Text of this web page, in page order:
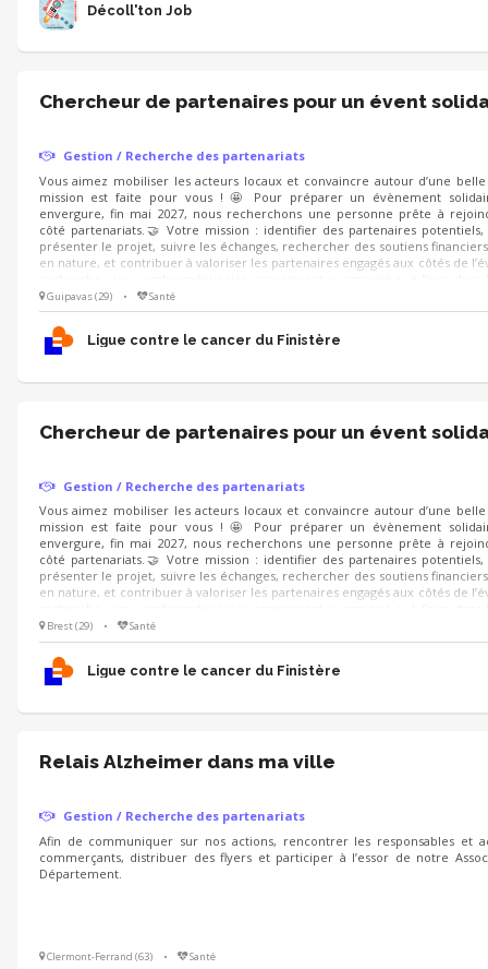
Décoll'ton Job
Chercheur de partenaires pour un évent
Gestion / Recherche des partenariats
Vous aimez mobiliser les acteurs locaux et convaincre autour d’une belle
mission est faite pour vous ! 🤩 Pour préparer un évènement
envergure, fin mai 2027, nous recherchons une personne prête à
côté partenariats.🤝 Votre mission : identifier des partenaires potentiels,
présenter le projet, suivre les échanges, rechercher des soutiens
en nature, et contribuer à valoriser les partenaires engagés aux côtés de
sait présenter un projet avec enthousiasme et créer une relation de
Guipavas (29) • Santé
Ligue contre le cancer du Finistère
Chercheur de partenaires pour un évent
Gestion / Recherche des partenariats
Vous aimez mobiliser les acteurs locaux et convaincre autour d’une belle
mission est faite pour vous ! 🤩 Pour préparer un évènement
envergure, fin mai 2027, nous recherchons une personne prête à
côté partenariats.🤝 Votre mission : identifier des partenaires potentiels,
présenter le projet, suivre les échanges, rechercher des soutiens
en nature, et contribuer à valoriser les partenaires engagés aux côtés de
sait présenter un projet avec enthousiasme et créer une relation de
Brest (29) • Santé
Ligue contre le cancer du Finistère
Relais Alzheimer dans ma ville
Gestion / Recherche des partenariats
Afin de communiquer sur nos actions, rencontrer les responsables et
commerçants, distribuer des flyers et participer à l’essor de notre
Département.
Clermont-Ferrand (63) • Santé